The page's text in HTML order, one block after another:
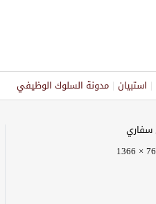
استبيان مدونة السلوك الوظيفي